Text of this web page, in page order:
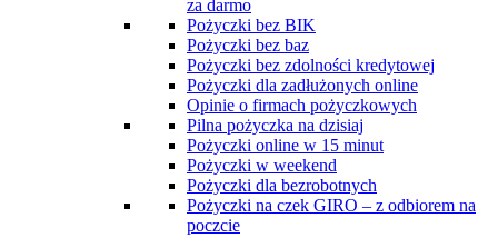
za darmo
Pożyczki bez BIK
Pożyczki bez baz
Pożyczki bez zdolności kredytowej
Pożyczki dla zadłużonych online
Opinie o firmach pożyczkowych
Pilna pożyczka na dzisiaj
Pożyczki online w 15 minut
Pożyczki w weekend
Pożyczki dla bezrobotnych
Pożyczki na czek GIRO – z odbiorem na
poczcie